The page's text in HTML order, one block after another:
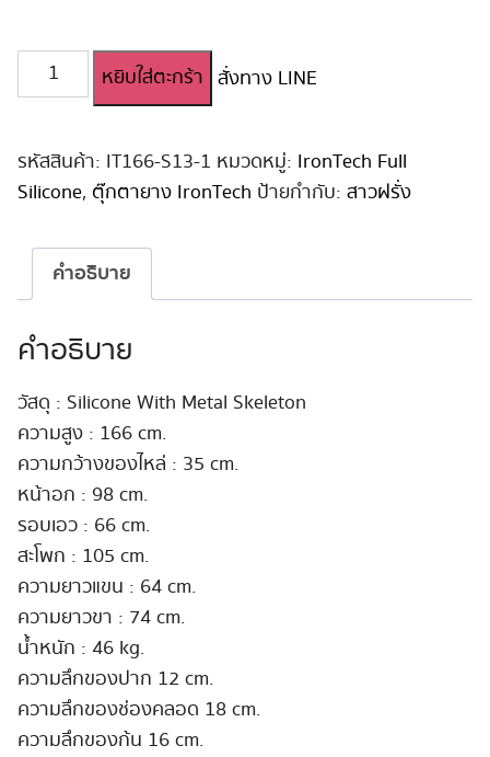
จำนวน
ตุ๊กตา
Full
Silicone
Celine
หยิบใส่ตะกร้า สั่งทาง LINE
รหัสสินค้า: IT166-S13-1 หมวดหมู่: IronTech Full
Silicone, ตุ๊กตายาง IronTech ป้ายกำกับ: สาวฝรั่ง
คำอธิบาย
คำอธิบาย
วัสดุ : Silicone With Metal Skeleton
ความสูง : 166 cm.
ความกว้างของไหล่ : 35 cm.
หน้าอก : 98 cm.
รอบเอว : 66 cm.
สะโพก : 105 cm.
ความยาวแขน : 64 cm.
ความยาวขา : 74 cm.
น้ำหนัก : 46 kg.
ความลึกของปาก 12 cm.
ความลึกของช่องคลอด 18 cm.
ความลึกของก้น 16 cm.